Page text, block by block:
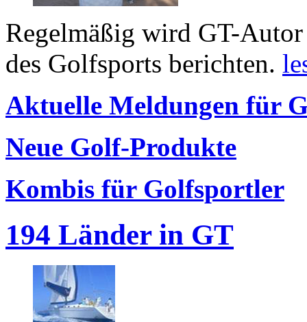
Regelmäßig wird GT-
des Golfsports berichten.
Aktuelle Meldungen für
Neue Golf-Produkte
Kombis für Golfsportler
194 Länder in GT